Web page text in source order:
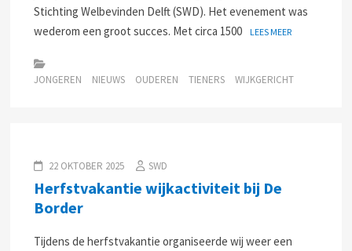
Stichting Welbevinden Delft (SWD). Het evenement was
wederom een groot succes. Met circa 1500
LEES MEER
JONGEREN NIEUWS OUDEREN TIENERS WIJKGERICHT
22 OKTOBER 2025 SWD
Herfstvakantie wijkactiviteit bij De
Border
Tijdens de herfstvakantie organiseerde wij weer een